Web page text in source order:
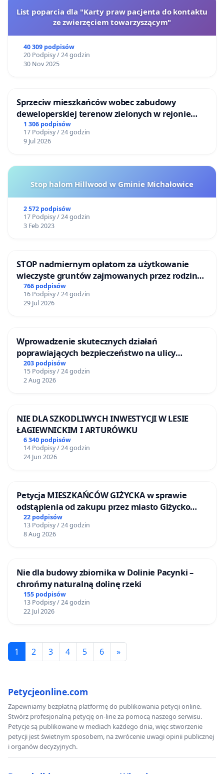
List poparcia dla "Karty praw pacjenta do kontaktu
ze zwierzęciem towarzyszącym"
40 309 podpisów
20 Podpisy / 24 godzin
30 Nov 2025
Sprzeciw mieszkańców wobec zabudowy
deweloperskiej terenow zielonych w rejonie
Bulwarów Straceńskich w Bielsku-Białej
1 306 podpisów
17 Podpisy / 24 godzin
9 Jul 2026
Stop halom Hillwood w Gminie Michałowice
2 572 podpisów
17 Podpisy / 24 godzin
3 Feb 2023
STOP nadmiernym opłatom za użytkowanie
wieczyste gruntów zajmowanych przez rodzinne
ogrody działkowe.
766 podpisów
16 Podpisy / 24 godzin
29 Jul 2026
Wprowadzenie skutecznych działań
poprawiających bezpieczeństwo na ulicy
Żeromskiego w Otwocku
203 podpisów
15 Podpisy / 24 godzin
2 Aug 2026
NIE DLA SZKODLIWYCH INWESTYCJI W LESIE
ŁAGIEWNICKIM I ARTURÓWKU
6 340 podpisów
14 Podpisy / 24 godzin
24 Jun 2026
Petycja MIESZKAŃCÓW GIŻYCKA w sprawie
odstąpienia od zakupu przez miasto Giżycko
nieruchomości położonej nad jeziorem Niegocin
22 podpisów
13 Podpisy / 24 godzin
8 Aug 2026
Nie dla budowy zbiornika w Dolinie Pacynki –
chrońmy naturalną dolinę rzeki
155 podpisów
13 Podpisy / 24 godzin
22 Jul 2026
1 2 3 4 5 6 »
Petycjeonline.com
Zapewniamy bezpłatną platformę do publikowania petycji online.
Stwórz profesjonalną petycję on-line za pomocą naszego serwisu.
Petycje są publikowane w mediach każdego dnia, więc stworzenie
petycji jest świetnym sposobem, na zwrócenie uwagi opinii publicznej
i organów decyzyjnych.